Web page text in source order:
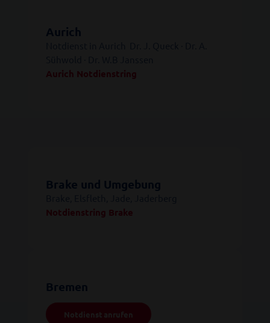
Aurich
Aurich Notdienstring
Brake und Umgebung
Notdienstring Brake
Bremen
Notdienst anrufen